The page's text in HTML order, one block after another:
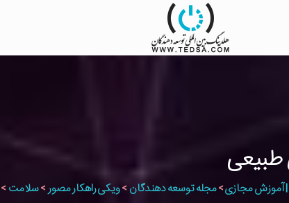
طبیعی
| آموزش مجازی>مجله توسعه دهندگان >ویکی راهکار مصور>سلامت >